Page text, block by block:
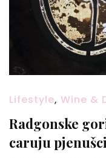
Lifestyle, Wine &
Radgonske
caruju pjenušci